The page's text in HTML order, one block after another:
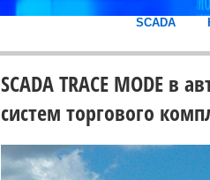
SCADA
SCADA TRACE MODE
систем торгового